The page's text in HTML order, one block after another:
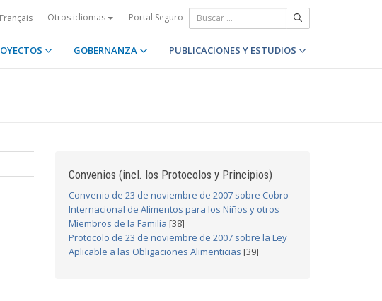
Français Otros idiomas Portal Seguro
GOBERNANZA PUBLICACIONES Y ESTUDIOS
Convenios (incl. los Protocolos y Principios)
Convenio de 23 de noviembre de 2007 sobre Cobro
Internacional de Alimentos para los Niños y otros
Miembros de la Familia [38]
Protocolo de 23 de noviembre de 2007 sobre la Ley
Aplicable a las Obligaciones Alimenticias [39]